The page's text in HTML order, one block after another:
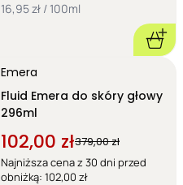
16,95 zł / 100ml
Emera
Fluid Emera do skóry głowy
296ml
102,00 zł379,00 zł
Najniższa cena z 30 dni przed
obniżką: 102,00 zł